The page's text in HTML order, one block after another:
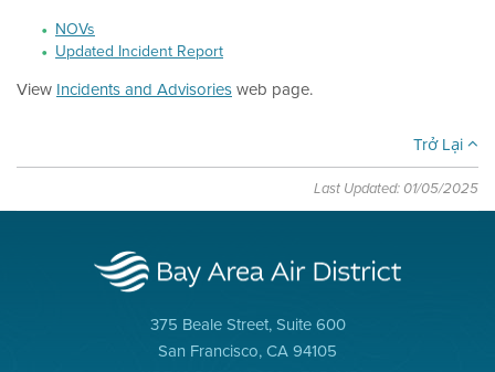
NOVs
Updated Incident Report
View Incidents and Advisoriesweb page.
Trở Lại
Last Updated: 01/05/2025
375 Beale Street, Suite 600
San Francisco, CA 94105